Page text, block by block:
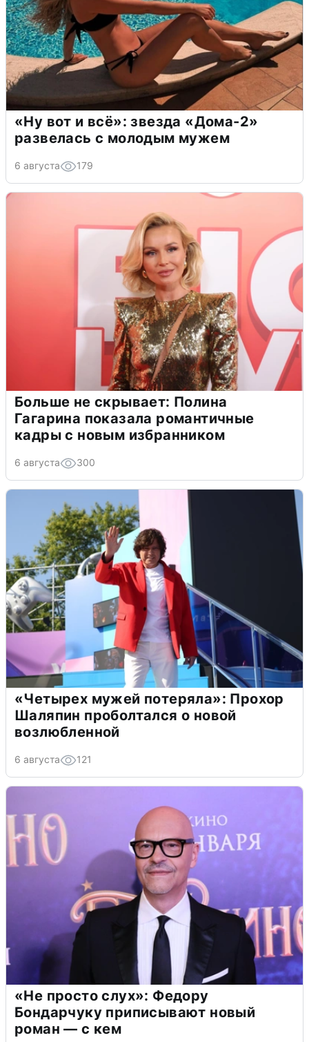
«Ну вот и всё»: звезда «Дома-2»
развелась с молодым мужем
6 августа 179
Больше не скрывает: Полина
Гагарина показала романтичные
кадры с новым избранником
6 августа 300
«Четырех мужей потеряла»: Прохор
Шаляпин проболтался о новой
возлюбленной
6 августа 121
«Не просто слух»: Федору
Бондарчуку приписывают новый
роман — с кем